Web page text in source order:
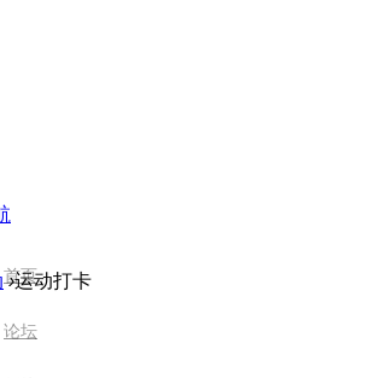
首页
论坛
›运动打卡